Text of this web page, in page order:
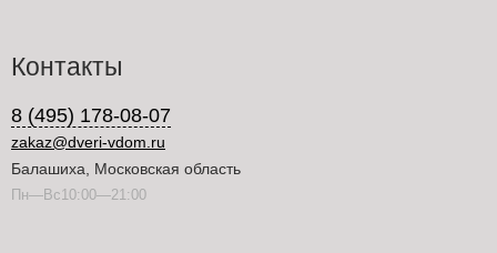
Контакты
8 (495) 178-08-07
zakaz@dveri-vdom.ru
Балашиха, Московская область
Пн—Вс10:00—21:00